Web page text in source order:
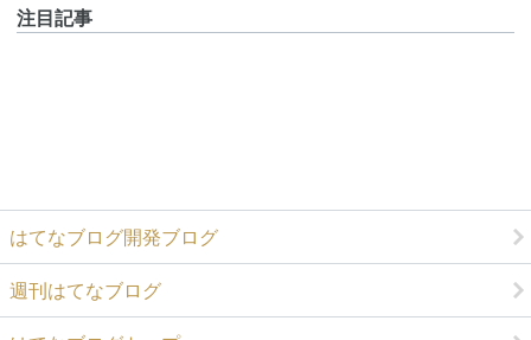
注目記事
はてなブログ開発ブログ
週刊はてなブログ